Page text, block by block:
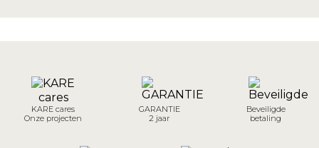
KARE cares
Onze projecten
GARANTIE
2 jaar
Beveiligde
betaling